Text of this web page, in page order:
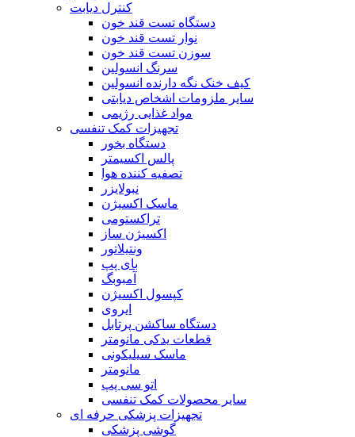
کنترل دیابت
دستگاه تست قند خون
نوار تست قند خون
سوزن تست قند خون
سرنگ انسولین
کیف خنک نگه دارنده انسولین
سایر ملزومات اشخاص دیابتی
مواد غذایی رژیمی
تجهیزات کمک تنفسی
دستگاه بخور
پالس اکسیمتر
تصفیه کننده هوا
نبولایزر
ماسک اکسیژن
تراکستومی
اکسیژن ساز
ونتیلاتور
بای پپ
آمبوبگ
کپسول اکسیژن
ایروی
دستگاه ساکشن پرتابل
قطعات یدکی مانومتر
ماسک سیلیکونی
مانومتر
اتو سی پپ
سایر محصولات کمک تنفسی
تجهیزات پزشکی حرفه ای
گوشی پزشکی